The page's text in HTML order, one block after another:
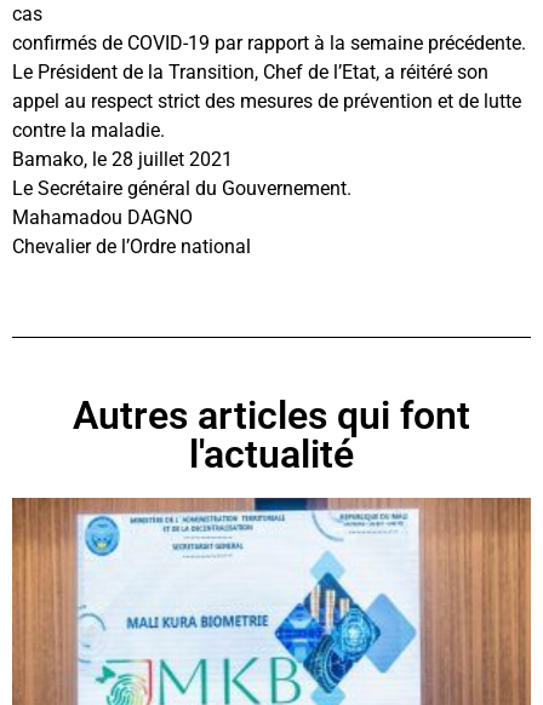
cas
confirmés de COVID-19 par rapport à la semaine précédente.
Le Président de la Transition, Chef de l’Etat, a réitéré son
appel au respect strict des mesures de prévention et de lutte
contre la maladie.
Bamako, le 28 juillet 2021
Le Secrétaire général du Gouvernement.
Mahamadou DAGNO
Chevalier de l’Ordre national
Autres articles qui font
l'actualité